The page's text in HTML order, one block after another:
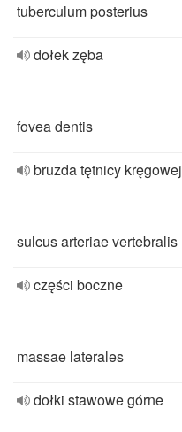
tuberculum posterius
dołek zęba
fovea dentis
bruzda tętnicy kręgowej
sulcus arteriae vertebralis
części boczne
massae laterales
dołki stawowe górne